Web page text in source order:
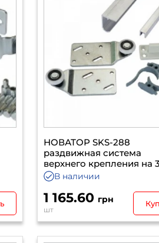
НОВАТОР SKS-288
раздвижная система
верхнего крепления на
м В наличии
1 165.60 грн
шт